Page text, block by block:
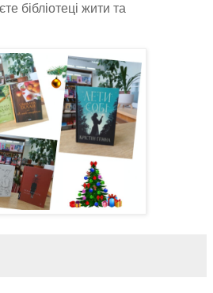
бібліотеці жити та